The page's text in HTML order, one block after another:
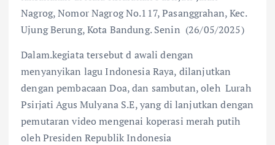
Nagrog, Nomor Nagrog No.117, Pasanggrahan, Kec.
Ujung Berung, Kota Bandung. Senin (26/05/2025)
Dalam.kegiata tersebut d awali dengan
menyanyikan lagu Indonesia Raya, dilanjutkan
dengan pembacaan Doa, dan sambutan, oleh Lurah
Psirjati Agus Mulyana S.E, yang di lanjutkan dengan
pemutaran video mengenai koperasi merah putih
oleh Presiden Republik Indonesia